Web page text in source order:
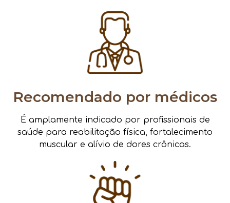
Recomendado por médicos
É amplamente indicado por profissionais de
saúde para reabilitação física, fortalecimento
muscular e alívio de dores crônicas.